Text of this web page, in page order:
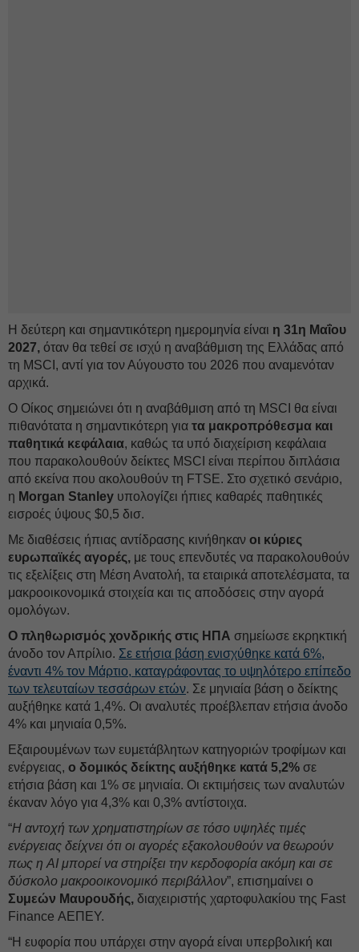
Η δεύτερη και σημαντικότερη ημερομηνία είναι η 31η Μαΐου
2027, όταν θα τεθεί σε ισχύ η αναβάθμιση της Ελλάδας από
τη MSCI, αντί για τον Αύγουστο του 2026 που αναμενόταν
αρχικά.
Ο Οίκος σημειώνει ότι η αναβάθμιση από τη MSCI θα είναι
πιθανότατα η σημαντικότερη για τα μακροπρόθεσμα και
παθητικά κεφάλαια, καθώς τα υπό διαχείριση κεφάλαια
που παρακολουθούν δείκτες MSCI είναι περίπου διπλάσια
από εκείνα που ακολουθούν τη FTSE. Στο σχετικό σενάριο,
η Morgan Stanley υπολογίζει ήπιες καθαρές παθητικές
εισροές ύψους $0,5 δισ.
Με διαθέσεις ήπιας αντίδρασης κινήθηκαν οι κύριες
ευρωπαϊκές αγορές, με τους επενδυτές να παρακολουθούν
τις εξελίξεις στη Μέση Ανατολή, τα εταιρικά αποτελέσματα, τα
μακροοικονομικά στοιχεία και τις αποδόσεις στην αγορά
ομολόγων.
Ο πληθωρισμός χονδρικής στις ΗΠΑ σημείωσε εκρηκτική
άνοδο τον Απρίλιο. Σε ετήσια βάση ενισχύθηκε κατά 6%,
έναντι 4% τον Μάρτιο, καταγράφοντας το υψηλότερο επίπεδο
των τελευταίων τεσσάρων ετών. Σε μηνιαία βάση ο δείκτης
αυξήθηκε κατά 1,4%. Οι αναλυτές προέβλεπαν ετήσια άνοδο
4% και μηνιαία 0,5%.
Εξαιρουμένων των ευμετάβλητων κατηγοριών τροφίμων και
ενέργειας, ο δομικός δείκτης αυξήθηκε κατά 5,2% σε
ετήσια βάση και 1% σε μηνιαία. Οι εκτιμήσεις των αναλυτών
έκαναν λόγο για 4,3% και 0,3% αντίστοιχα.
“Η αντοχή των χρηματιστηρίων σε τόσο υψηλές τιμές
ενέργειας δείχνει ότι οι αγορές εξακολουθούν να θεωρούν
πως η AI μπορεί να στηρίξει την κερδοφορία ακόμη και σε
δύσκολο μακροοικονομικό περιβάλλον”, επισημαίνει ο
Συμεών Μαυρουδής, διαχειριστής χαρτοφυλακίου της Fast
Finance ΑΕΠΕΥ.
“Η ευφορία που υπάρχει στην αγορά είναι υπερβολική και